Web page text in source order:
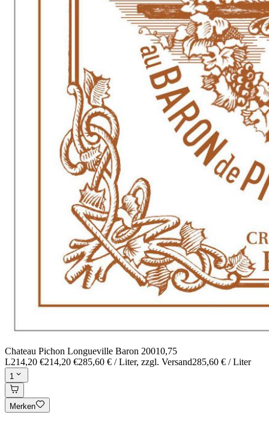
Chateau Pichon Longueville Baron 20010,75
L214,20 €214,20 €285,60 € / Liter, zzgl. Versand285,60 € / Liter
1
Merken